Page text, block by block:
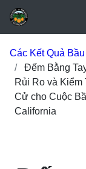
Các Kết Quả
Đếm Bằng
Rủi Ro và
Cử cho Cuộc
California